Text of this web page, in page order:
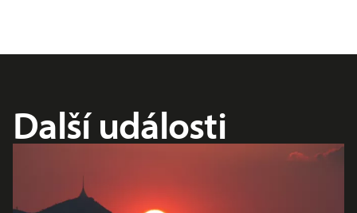
Další události